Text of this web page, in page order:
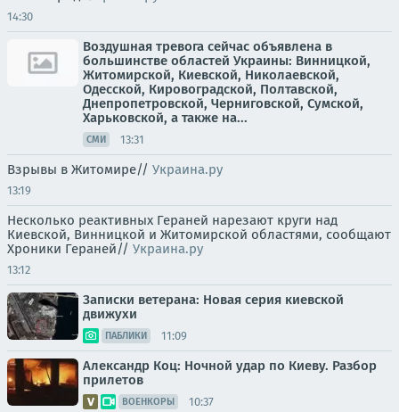
14:30
Воздушная тревога сейчас объявлена в
большинстве областей Украины: Винницкой,
Житомирской, Киевской, Николаевской,
Одесской, Кировоградской, Полтавской,
Днепропетровской, Черниговской, Сумской,
Харьковской, а также на...
СМИ 13:31
Взрывы в Житомире// Украина.ру
13:19
Несколько реактивных Гераней нарезают круги над
Киевской, Винницкой и Житомирской областями, сообщают
Хроники Гераней// Украина.ру
13:12
Записки ветерана: Новая серия киевской
движухи
ПАБЛИКИ 11:09
Александр Коц: Ночной удар по Киеву. Разбор
прилетов
ВОЕНКОРЫ 10:37